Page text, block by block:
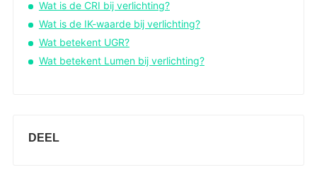
Wat is de CRI bij verlichting?
Wat is de IK-waarde bij verlichting?
Wat betekent UGR?
Wat betekent Lumen bij verlichting?
DEEL